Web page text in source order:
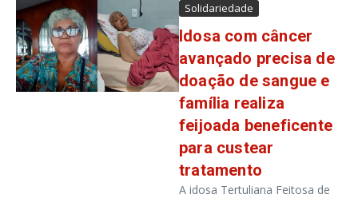
Solidariedade
Idosa com câncer
avançado precisa de
doação de sangue e
família realiza
feijoada beneficente
para custear
tratamento
A idosa Tertuliana Feitosa de